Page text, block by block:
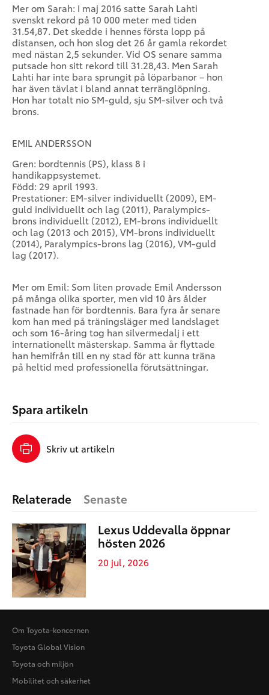
Mer om Sarah: I maj 2016 satte Sarah Lahti
svenskt rekord på 10 000 meter med tiden
31.54,87. Det skedde i hennes första lopp på
distansen, och hon slog det 26 år gamla rekordet
med nästan 2,5 sekunder. Vid OS senare samma
putsade hon sitt rekord till 31.28,43. Men Sarah
Lahti har inte bara sprungit på löparbanor – hon
har även tävlat i bland annat terränglöpning.
Hon har totalt nio SM-guld, sju SM-silver och två
brons.
EMIL ANDERSSON
Gren: bordtennis (PS), klass 8 i
handikappsystemet.
Född: 29 april 1993.
Prestationer: EM-silver individuellt (2009), EM-
guld individuellt och lag (2011), Paralympics-
brons individuellt (2012), EM-brons individuellt
och lag (2013 och 2015), VM-brons individuellt
(2014), Paralympics-brons lag (2016), VM-guld
lag (2017).
Mer om Emil: Som liten provade Emil Andersson
på många olika sporter, men vid 10 års ålder
fastnade han för bordtennis. Bara fyra år senare
kom han med på träningsläger med landslaget
och som 16-åring tog han silvermedalj i ett
internationellt mästerskap. Samma år flyttade
han hemifrån till en ny stad för att kunna träna
på heltid med professionella förutsättningar.
Spara artikeln
Skriv ut artikeln
Relaterade
Senaste
Lexus Uddevalla öppnar
hösten 2026
20 jul, 2026
Om Toyota-koncernen
Toyota Global Vision
Toyota och miljön
Mobilitet och säkerhet